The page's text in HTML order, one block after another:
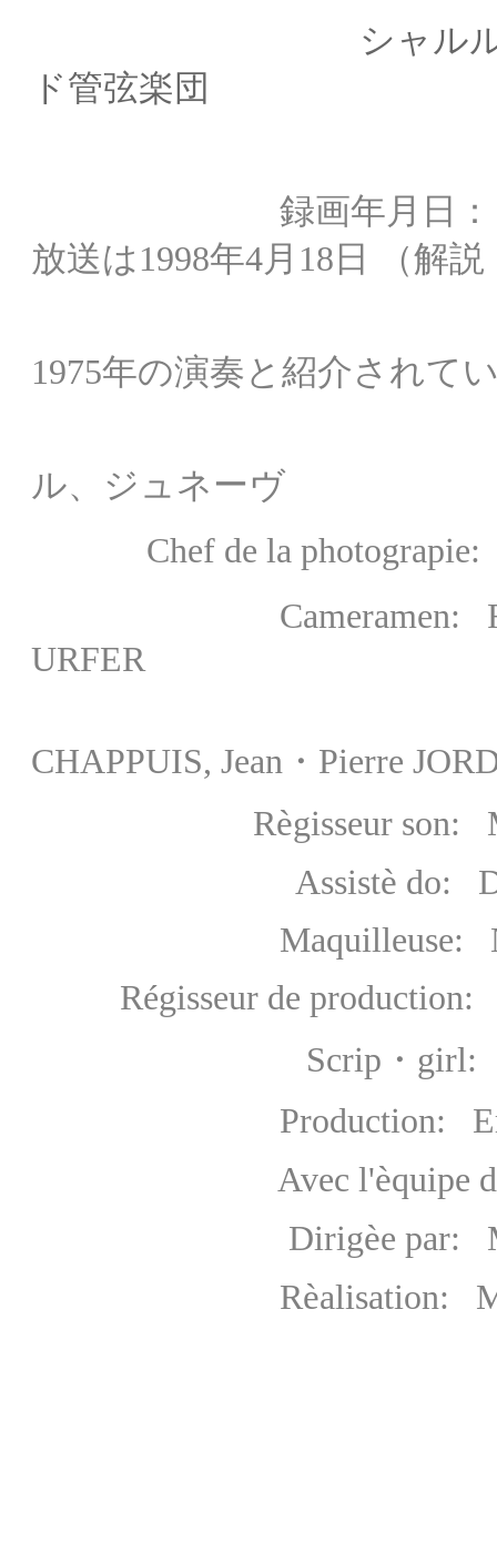
シャルル・デュト
ド管弦楽団
録画年月日
放送は1998年4月18日 （解
1975年の演奏と紹介されて
ル、ジュネーヴ
Chef de la photograpie:
Cameramen: Richard
URFER
CHAPPUIS, Jean・Pierre
Règisseur son:
Assistè do:
Maquilleuse: Nina
Régisseur de production:
Scrip・girl:
Production: Eric
Avec l'èquipe
Dirigèe par:
Rèalisation: